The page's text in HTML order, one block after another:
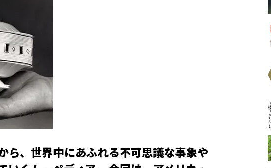
ら、世界中にあふれる不可思議な事象や